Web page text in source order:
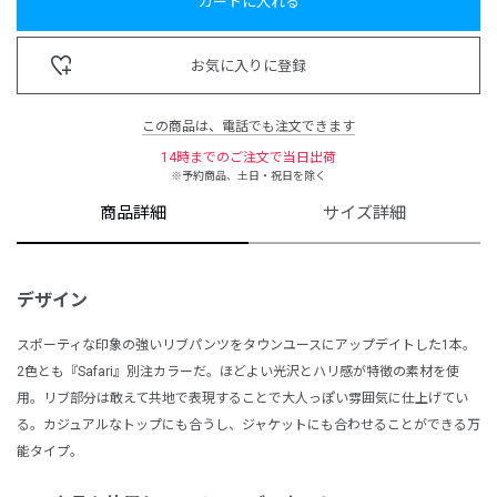
お気に入りに登録
この商品は、電話でも注文できます
14時までのご注文で当日出荷
※予約商品、土日・祝日を除く
商品詳細 サイズ詳細
デザイン
スポーティな印象の強いリブパンツをタウンユースにアップデイトした1本。
2色とも『Safari』別注カラーだ。ほどよい光沢とハリ感が特徴の素材を使
用。リブ部分は敢えて共地で表現することで大人っぽい雰囲気に仕上げてい
る。カジュアルなトップにも合うし、ジャケットにも合わせることができる万
能タイプ。